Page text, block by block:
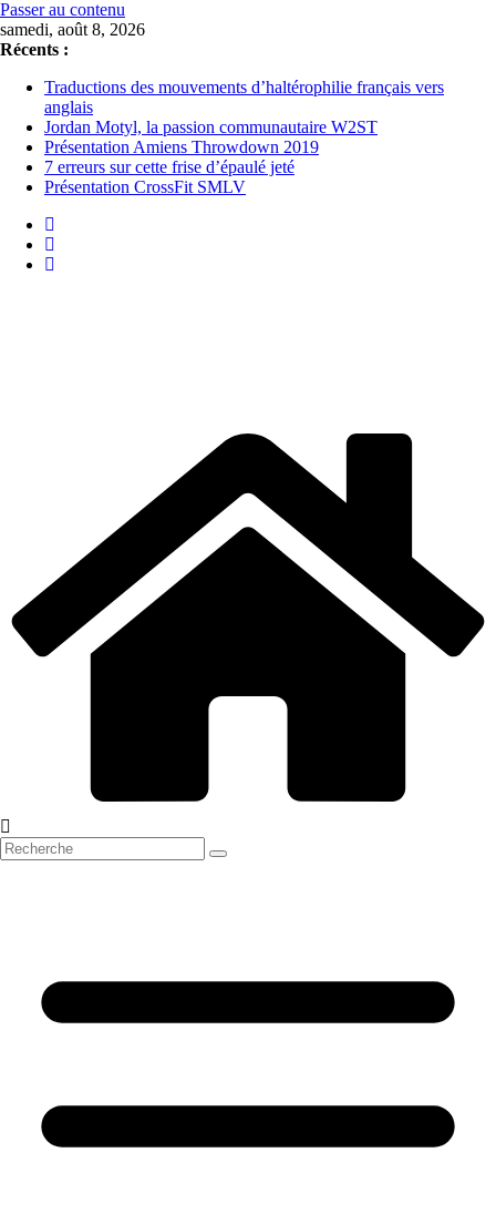
Passer au contenu
samedi, août 8, 2026
Récents :
Traductions des mouvements d’haltérophilie français vers
anglais
Jordan Motyl, la passion communautaire W2ST
Présentation Amiens Throwdown 2019
7 erreurs sur cette frise d’épaulé jeté
Présentation CrossFit SMLV